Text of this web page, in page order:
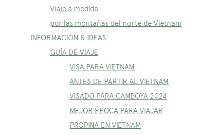
Viaje a medida
por las montañas del norte de Vietnam
INFORMACIÓN & IDEAS
GUÍA DE VIAJE
VISA PARA VIETNAM
ANTES DE PARTIR AL VIETNAM
VISADO PARA CAMBOYA 2024
MEJOR ÉPOCA PARA VIAJAR
PROPINA EN VIETNAM